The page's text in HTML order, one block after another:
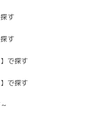
す
す
で探す
で探す